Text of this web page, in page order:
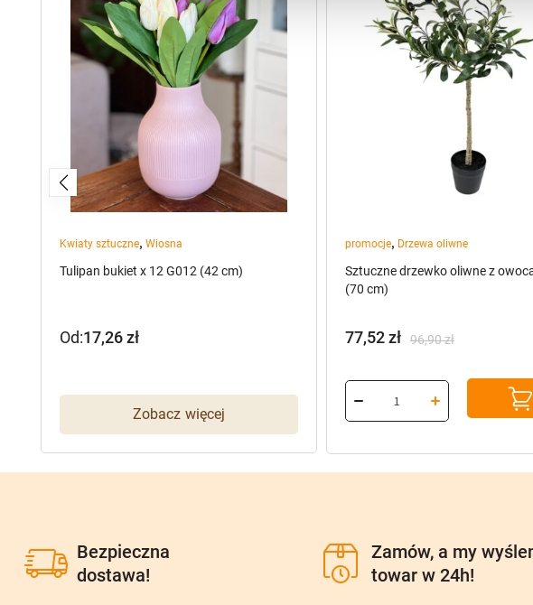
Kwiaty sztuczne, Wiosna
Tulipan bukiet x 12 G012 (42 cm)
Zobacz więcej
Od:17,26zł
promocje, Drzewa oliwne
Sztuczne drzewko oliwne z
(70 cm)
96,90zł
cena
wynosiła:
96,90 zł.
77,52zł
cena
wynosi:
77,52 zł.
Bezpieczna
dostawa!
Zamów, a my
towar w 24h!